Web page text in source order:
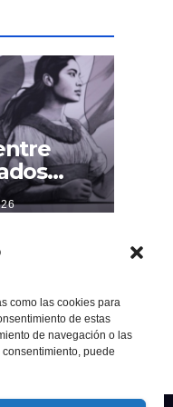
como las cookies para
de estas
de navegación o las
puede
(T-